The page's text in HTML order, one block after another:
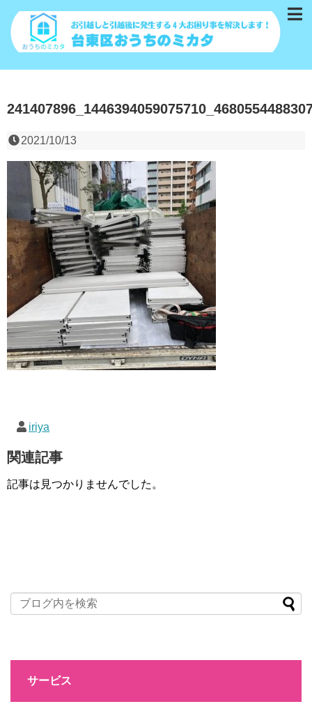
2021/10/13
iriya
関連記事
記事は見つかりませんでした。
サービス